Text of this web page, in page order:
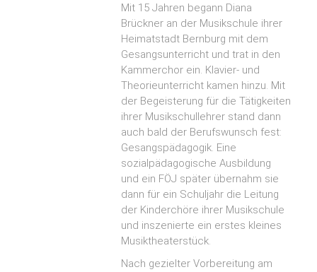
Mit 15 Jahren begann Diana
Brückner an der Musikschule ihrer
Heimatstadt Bernburg mit dem
Gesangsunterricht und trat in den
Kammerchor ein. Klavier- und
Theorieunterricht kamen hinzu. Mit
der Begeisterung für die Tätigkeiten
ihrer Musikschullehrer stand dann
auch bald der Berufswunsch fest:
Gesangspädagogik. Eine
sozialpädagogische Ausbildung
und ein FÖJ später übernahm sie
dann für ein Schuljahr die Leitung
der Kinderchöre ihrer Musikschule
und inszenierte ein erstes kleines
Musiktheaterstück.
Nach gezielter Vorbereitung am